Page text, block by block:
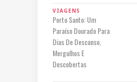
VIAGENS
Porto Santo: Um
Paraíso Dourado Para
Dias De Descanso,
Mergulhos E
Descobertas